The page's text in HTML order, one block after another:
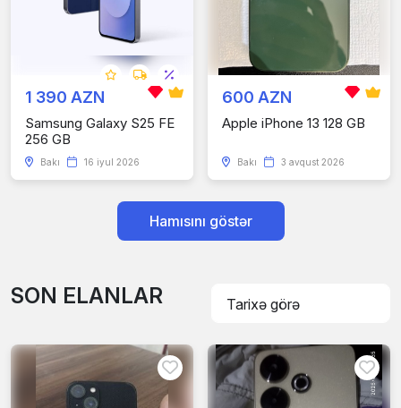
1 390 AZN
Samsung Galaxy S25 FE
256 GB
Bakı 16 iyul 2026
600 AZN
Apple iPhone 13 128 GB
Bakı 3 avqust 2026
Hamısını göstər
SON ELANLAR